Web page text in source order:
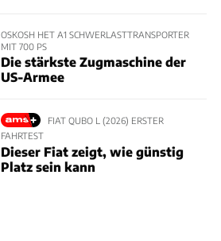
OSKOSH HET A1 SCHWERLASTTRANSPORTER
MIT 700 PS
Die stärkste Zugmaschine der
US-Armee
FIAT QUBO L (2026) ERSTER
FAHRTEST
Dieser Fiat zeigt, wie günstig
Platz sein kann